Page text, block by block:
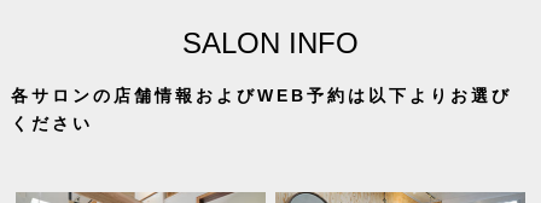
SALON INFO
各サロンの店舗情報およびWEB予約は以下よりお選び
ください